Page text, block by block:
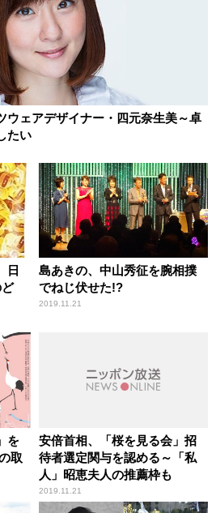
ウェアデザイナー・四元奈生美～卓
たい
日
島あきの、中山秀征を腕相撲
でねじ伏せた!?
2019.11.21
を
取
安倍首相、「桜を見る会」招
待者選定関与を認める～「私
人」昭恵夫人の推薦枠も
2019.11.21